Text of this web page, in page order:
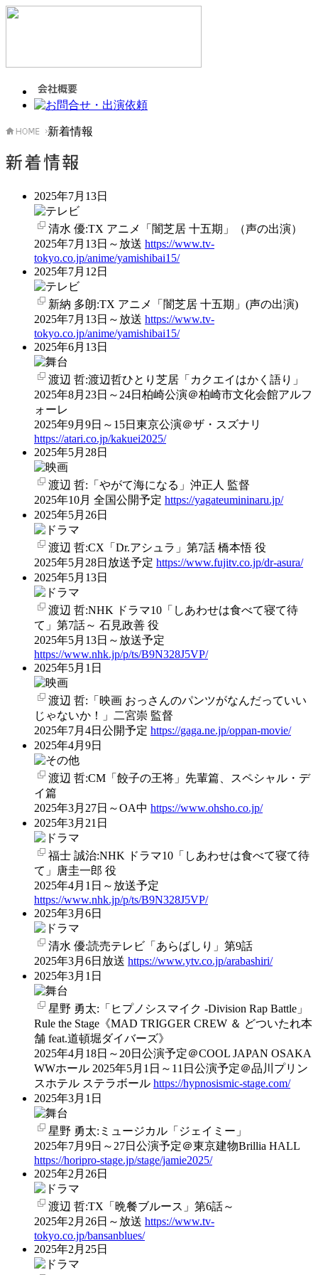
新着情報
2025年7月13日
清水 優:TX アニメ「闇芝居 十五期」（声の出演）
2025年7月13日～放送 https://www.tv-
tokyo.co.jp/anime/yamishibai15/
2025年7月12日
新納 多朗:TX アニメ「闇芝居 十五期」(声の出演)
2025年7月13日～放送 https://www.tv-
tokyo.co.jp/anime/yamishibai15/
2025年6月13日
渡辺 哲:渡辺哲ひとり芝居「カクエイはかく語り」
2025年8月23日～24日柏崎公演＠柏崎市文化会館アルフ
ォーレ
2025年9月9日～15日東京公演＠ザ・スズナリ
https://atari.co.jp/kakuei2025/
2025年5月28日
渡辺 哲:「やがて海になる」沖正人 監督
2025年10月 全国公開予定 https://yagateumininaru.jp/
2025年5月26日
渡辺 哲:CX「Dr.アシュラ」第7話 橋本悟 役
2025年5月28日放送予定 https://www.fujitv.co.jp/dr-asura/
2025年5月13日
渡辺 哲:NHK ドラマ10「しあわせは食べて寝て待
て」第7話～ 石見政善 役
2025年5月13日～放送予定
https://www.nhk.jp/p/ts/B9N328J5VP/
2025年5月1日
渡辺 哲:「映画 おっさんのパンツがなんだっていい
じゃないか！」二宮崇 監督
2025年7月4日公開予定 https://gaga.ne.jp/oppan-movie/
2025年4月9日
渡辺 哲:CM「餃子の王将」先輩篇、スペシャル・デ
イ篇
2025年3月27日～OA中 https://www.ohsho.co.jp/
2025年3月21日
福士 誠治:NHK ドラマ10「しあわせは食べて寝て待
て」唐圭一郎 役
2025年4月1日～放送予定
https://www.nhk.jp/p/ts/B9N328J5VP/
2025年3月6日
清水 優:読売テレビ「あらばしり」第9話
2025年3月6日放送 https://www.ytv.co.jp/arabashiri/
2025年3月1日
星野 勇太:「ヒプノシスマイク -Division Rap Battle」
Rule the Stage《MAD TRIGGER CREW ＆ どついたれ本
舗 feat.道頓堀ダイバーズ》
2025年4月18日～20日公演予定＠COOL JAPAN OSAKA
WWホール 2025年5月1日～11日公演予定＠品川プリン
スホテル ステラボール https://hypnosismic-stage.com/
2025年3月1日
星野 勇太:ミュージカル「ジェイミー」
2025年7月9日～27日公演予定＠東京建物Brillia HALL
https://horipro-stage.jp/stage/jamie2025/
2025年2月26日
渡辺 哲:TX「晩餐ブルース」第6話～
2025年2月26日～放送 https://www.tv-
tokyo.co.jp/bansanblues/
2025年2月25日